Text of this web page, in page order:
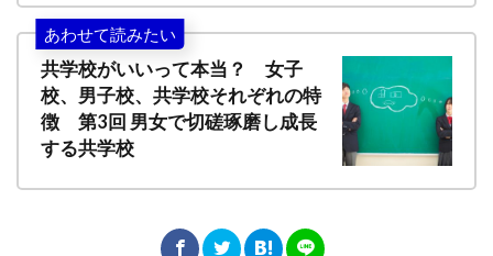
あわせて読みたい
共学校がいいって本当？ 女子
校、男子校、共学校それぞれの特
徴 第3回 男女で切磋琢磨し成長
する共学校